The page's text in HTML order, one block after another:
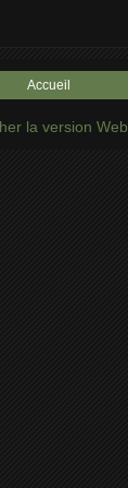
Accueil
la version Web